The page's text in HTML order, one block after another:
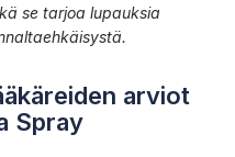
se tarjoa lupauksia
arviot
Spray